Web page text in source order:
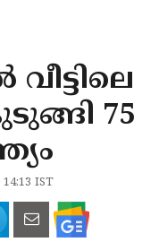
75
IST